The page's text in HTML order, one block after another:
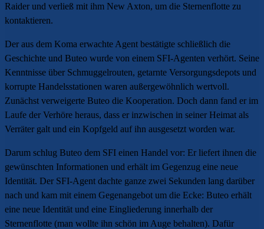
Raider und verließ mit ihm New Axton, um die Sternenflotte zu
kontaktieren.
Der aus dem Koma erwachte Agent bestätigte schließlich die
Geschichte und Buteo wurde von einem SFI-Agenten verhört. Seine
Kenntnisse über Schmuggelrouten, getarnte Versorgungsdepots und
korrupte Handelsstationen waren außergewöhnlich wertvoll.
Zunächst verweigerte Buteo die Kooperation. Doch dann fand er im
Laufe der Verhöre heraus, dass er inzwischen in seiner Heimat als
Verräter galt und ein Kopfgeld auf ihn ausgesetzt worden war.
Darum schlug Buteo dem SFI einen Handel vor: Er liefert ihnen die
gewünschten Informationen und erhält im Gegenzug eine neue
Identität. Der SFI-Agent dachte ganze zwei Sekunden lang darüber
nach und kam mit einem Gegenangebot um die Ecke: Buteo erhält
eine neue Identität und eine Eingliederung innerhalb der
Sternenflotte (man wollte ihn schön im Auge behalten). Dafür